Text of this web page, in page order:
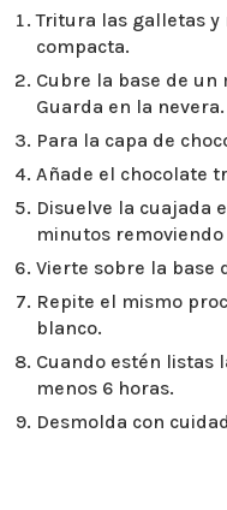
Tritura las galletas
compacta.
Cubre la base de
Guarda en la nevera.
Para la capa de
Añade el chocolate
Disuelve la cuajada
minutos
Vierte sobre la base
Repite el mismo
blanco.
Cuando estén listas
menos 6 horas.
Desmolda con